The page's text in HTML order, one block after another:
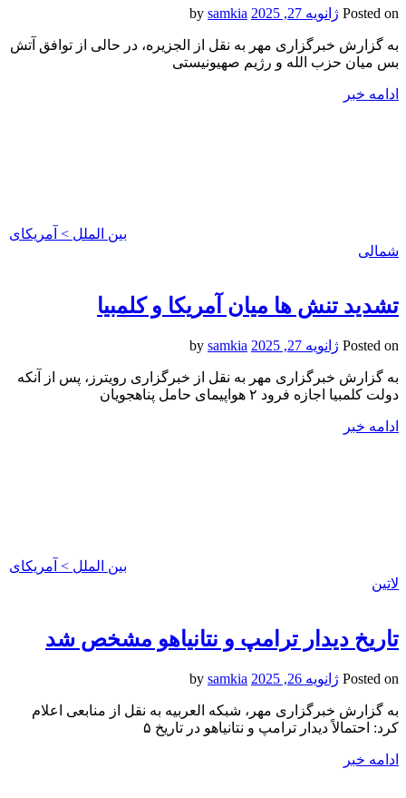
Posted on ژانویه 27, 2025 samkia
به گزارش خبرگزاری مهر به نقل از الجزیره، در حالی از توافق آتش
بس میان حزب الله و رژیم صهیونیستی
ادامه خبر
بین الملل > آمریکای
شمالی
تشدید تنش ها میان آمریکا و کلمبیا
Posted on ژانویه 27, 2025 samkia
به گزارش خبرگزاری مهر به نقل از خبرگزاری رویترز، پس از آنکه
دولت کلمبیا اجازه فرود ۲ هواپیمای حامل پناهجویان
ادامه خبر
بین الملل > آمریکای
لاتین
تاریخ دیدار ترامپ و نتانیاهو مشخص شد
Posted on ژانویه 26, 2025 samkia
به گزارش خبرگزاری مهر، شبکه العربیه به نقل از منابعی اعلام
کرد: احتمالاً دیدار ترامپ و نتانیاهو در تاریخ ۵
ادامه خبر